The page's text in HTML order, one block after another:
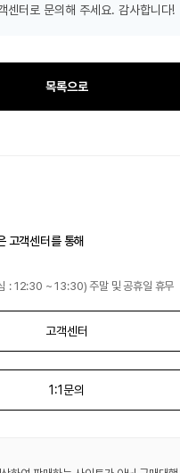
센터로 문의해 주세요. 감사합니다!
목록으로
고객센터를 통해
: 12:30 ~ 13:30) 주말 및 공휴일 휴무
고객센터
1:1문의